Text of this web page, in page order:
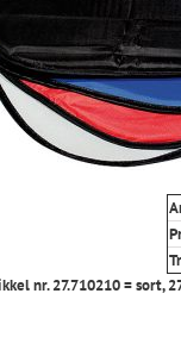
nr. 27.710210 = sort,